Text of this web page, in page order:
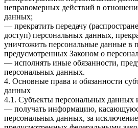
неправомерных действий в
данных;
— прекратить передачу
доступ) персональных данных,
уничтожить персональные данные в
предусмотренных Законом о
— исполнять иные обязанности,
персональных данных.
4. Основные права и обязанности
данных
4.1. Субъекты персональных данных
— получать информацию,
персональных данных, за